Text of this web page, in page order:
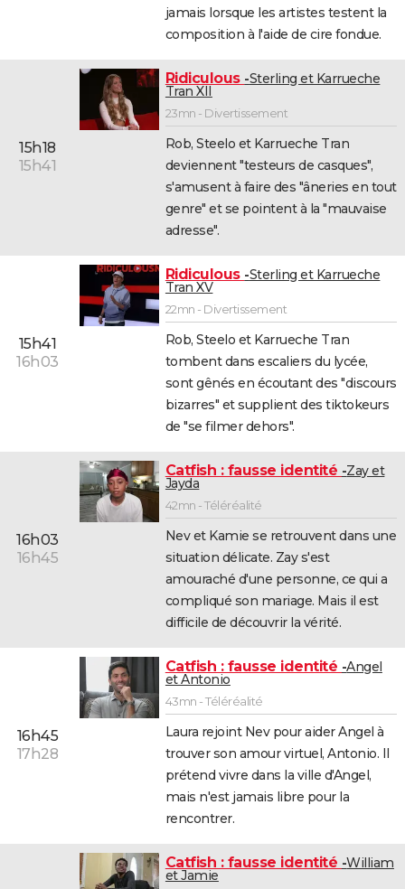
jamais lorsque les artistes testent la
composition à l'aide de cire fondue.
15h18
15h41
Ridiculous Sterling et Karrueche
Tran XII
23mn - Divertissement
Rob, Steelo et Karrueche Tran
deviennent "testeurs de casques",
s'amusent à faire des "âneries en tout
genre" et se pointent à la "mauvaise
adresse".
15h41
16h03
Ridiculous Sterling et Karrueche
Tran XV
22mn - Divertissement
Rob, Steelo et Karrueche Tran
tombent dans escaliers du lycée,
sont gênés en écoutant des "discours
bizarres" et supplient des tiktokeurs
de "se filmer dehors".
16h03
16h45
Catfish : fausse identité Zay et
Jayda
42mn - Téléréalité
Nev et Kamie se retrouvent dans une
situation délicate. Zay s'est
amouraché d'une personne, ce qui a
compliqué son mariage. Mais il est
difficile de découvrir la vérité.
16h45
17h28
Catfish : fausse identité Angel
et Antonio
43mn - Téléréalité
Laura rejoint Nev pour aider Angel à
trouver son amour virtuel, Antonio. Il
prétend vivre dans la ville d'Angel,
mais n'est jamais libre pour la
rencontrer.
Catfish : fausse identité William
et Jamie